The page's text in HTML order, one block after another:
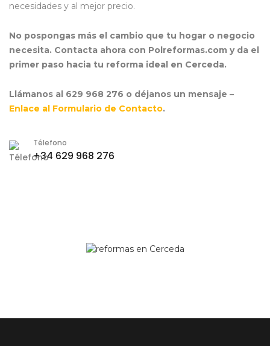
necesidades y al mejor precio.
No pospongas más el cambio que tu hogar o negocio
necesita. Contacta ahora con Polreformas.com y da el
primer paso hacia tu reforma ideal en Cerceda.
Llámanos al 629 968 276 o déjanos un mensaje –
Enlace al Formulario de Contacto.
Télefono
+34 629 968 276